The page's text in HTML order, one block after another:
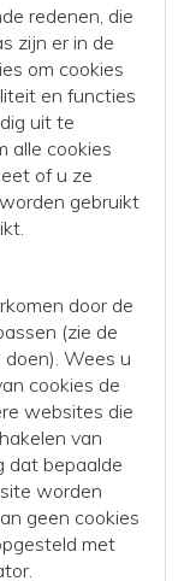
redenen, die
zijn er in de
om cookies
en functies
uit te
alle cookies
of u ze
gebruikt
door de
(zie de
Wees u
cookies de
websites die
van
dat bepaalde
worden
geen cookies
met